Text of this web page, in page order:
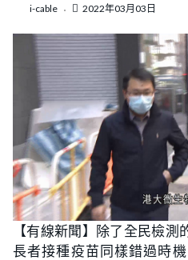
i-cable 2022年03月03日
【有線新聞】除了全民檢
長者接種疫苗同樣錯過時